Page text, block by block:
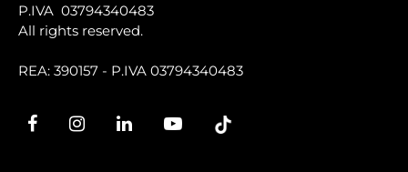
P.IVA 03794340483
All rights reserved.
REA: 390157 - P.IVA 03794340483